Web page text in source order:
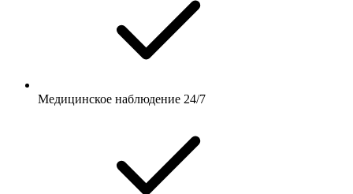
Медицинское наблюдение 24/7